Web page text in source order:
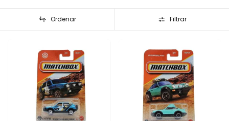
Ordenar Filtrar